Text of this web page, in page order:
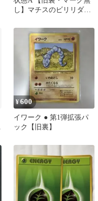
し】マチスのビリリダマ
¥600
イワーク ● 第1弾拡張パ
ック【旧裏】